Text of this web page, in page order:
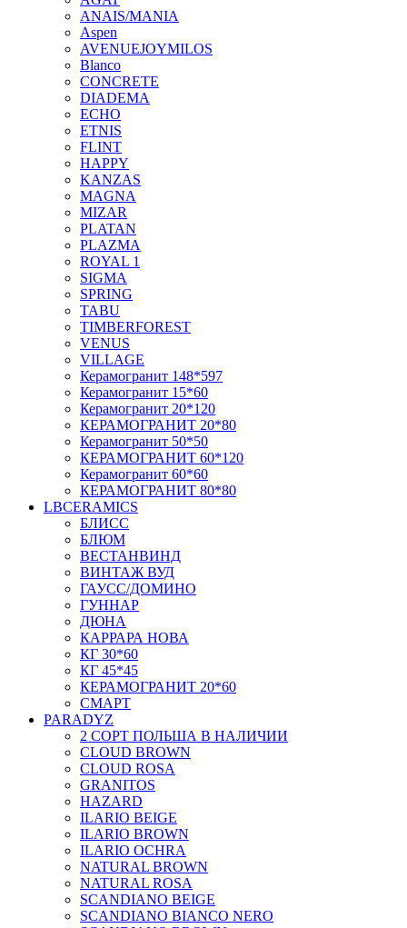
ANAIS/MANIA
Aspen
AVENUEJOYMILOS
Blanco
CONCRETE
DIADEMA
ECHO
ETNIS
FLINT
HAPPY
KANZAS
MAGNA
MIZAR
PLATAN
PLAZMA
ROYAL 1
SIGMA
SPRING
TABU
TIMBERFOREST
VENUS
VILLAGE
Керамогранит 148*597
Керамогранит 15*60
Керамогранит 20*120
КЕРАМОГРАНИТ 20*80
Керамогранит 50*50
КЕРАМОГРАНИТ 60*120
Керамогранит 60*60
КЕРАМОГРАНИТ 80*80
LBCERAMICS
БЛИСС
БЛЮМ
ВЕСТАНВИНД
ВИНТАЖ ВУД
ГАУСС/ДОМИНО
ГУННАР
ДЮНА
КАРРАРА НОВА
КГ 30*60
КГ 45*45
КЕРАМОГРАНИТ 20*60
СМАРТ
PARADYZ
2 СОРТ ПОЛЬША В НАЛИЧИИ
CLOUD BROWN
CLOUD ROSA
GRANITOS
HAZARD
ILARIO BEIGE
ILARIO BROWN
ILARIO OCHRA
NATURAL BROWN
NATURAL ROSA
SCANDIANO BEIGE
SCANDIANO BIANCO NERO